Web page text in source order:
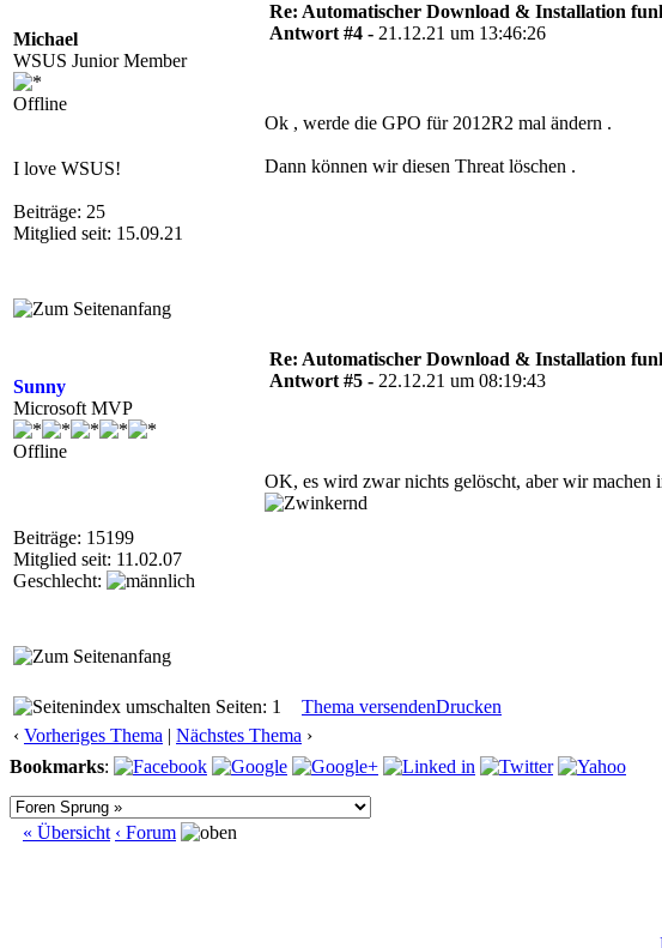
Michael
WSUS Junior Member
Offline
I love WSUS!
Beiträge: 25
Mitglied seit: 15.09.21
Re: Automatischer Download & Installation
Antwort #4 - 21.12.21 um 13:46:26
Ok , werde die GPO für 2012R2 mal ändern .
Dann können wir diesen Threat löschen .
Sunny
Microsoft MVP
Offline
Beiträge: 15199
Mitglied seit: 11.02.07
Geschlecht:
Re: Automatischer Download & Installation
Antwort #5 - 22.12.21 um 08:19:43
OK, es wird zwar nichts gelöscht, aber wir machen
Seiten: 1
Thema versendenDrucken
‹ Vorheriges Thema | Nächstes Thema ›
Bookmarks:
« Übersicht ‹ Forum